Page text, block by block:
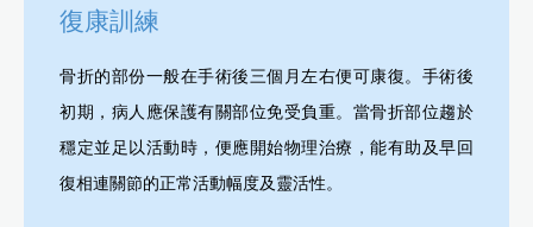
復康訓練
骨折的部份一般在手術後三個月左右便可康復。手術後
初期，病人應保護有關部位免受負重。當骨折部位趨於
穩定並足以活動時，便應開始物理治療，能有助及早回
復相連關節的正常活動幅度及靈活性。